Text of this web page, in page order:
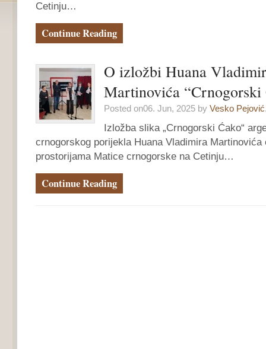
Cetinju…
Continue Reading
O izložbi Huana
Martinovića “Crnogorski
Posted on06. Jun, 2025 by Vesko Pejović
Izložba slika „Crnogorski Ćako“
crnogorskog porijekla Huana Vladimira Martinovića
prostorijama Matice crnogorske na Cetinju…
Continue Reading